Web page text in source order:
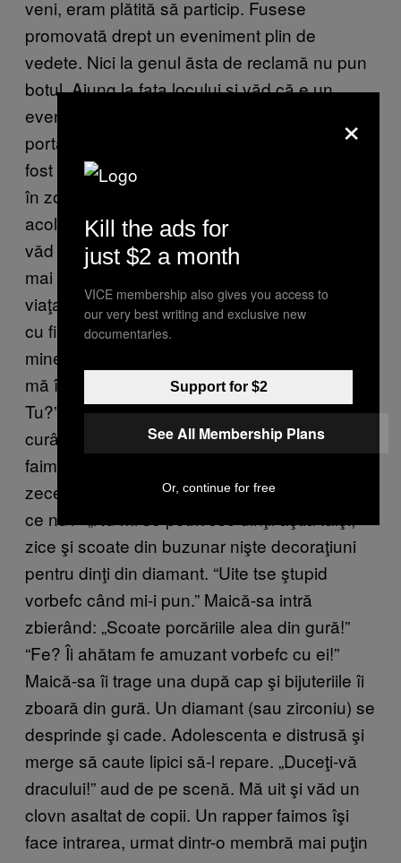
veni, eram plătită să particip. Fusese
promovată drept un eveniment plin de
vedete. Nici la genul ăsta de reclamă nu pun
botul. Ajung la faţa locului şi văd că e un
eveniment pentru copii. A, marfă. Intru şi-i zic
portarului că sunt din partea presei. Cică n-a
fost invitată presa. Şi mai bine. Sunt escortată
în zona backstage şi mi se spune să stau
acolo până soseşte cineva faimos. De acolo
văd scena şi mulţi copii adunaţi pe ea. Cei
mai înfricoşători copii pe care i-am văzut în
viaţa mea. Stau singură, până apare o mamă
cu fiica ei adolescentă. Maică-sa o lasă cu
mine şi pleacă. Fata se întoarce spre mine şi
mă întreabă: „Tu cine eşti?” „Sunt jurnalistă.
Tu?” Se încruntă. „Eu o să fiu faimoasă în
curând.” Curând, auzi. Chestia e că a ajuns
faimoasă, acum e cunoscută, dar i-a luat vreo
zece ani. „Vrei să-ţi spun ceva amuzant?” „De
ce nu?” „Nu mi se potrivesc dinţii ăştia falşi,”
zice şi scoate din buzunar nişte decoraţiuni
pentru dinţi din diamant. “Uite tse ştupid
vorbefc când mi-i pun.” Maică-sa intră
zbierând: „Scoate porcăriile alea din gură!”
“Fe? Îi ahătam fe amuzant vorbefc cu ei!”
Maică-sa îi trage una după cap şi bijuteriile îi
zboară din gură. Un diamant (sau zirconiu) se
desprinde şi cade. Adolescenta e distrusă şi
merge să caute lipici să-l repare. „Duceţi-vă
dracului!” aud de pe scenă. Mă uit şi văd un
clovn asaltat de copii. Un rapper faimos îşi
face intrarea, urmat dintr-o membră mai puţin
×
Kill the ads for
just $2 a month
VICE membership also gives you access to
our very best writing and exclusive new
documentaries.
Support for $2
See All Membership Plans
Or, continue for free